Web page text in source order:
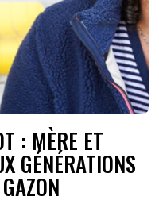
: MÈRE ET
GÉNÉRATIONS